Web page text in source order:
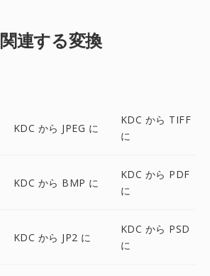
関連する変換
KDC から JPEG に
KDC から TIFF
に
KDC から BMP に
KDC から PDF
に
KDC から JP2 に
KDC から PSD
に